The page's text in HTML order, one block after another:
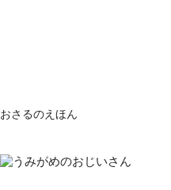
おさるのえほん